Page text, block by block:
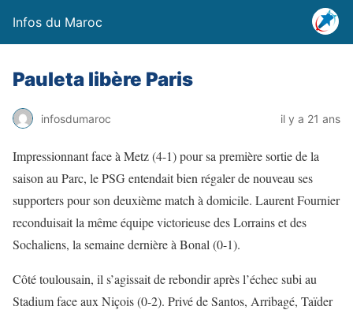
Infos du Maroc
Pauleta libère Paris
infosdumaroc il y a 21 ans
Impressionnant face à Metz (4-1) pour sa première sortie de la
saison au Parc, le PSG entendait bien régaler de nouveau ses
supporters pour son deuxième match à domicile. Laurent Fournier
reconduisait la même équipe victorieuse des Lorrains et des
Sochaliens, la semaine dernière à Bonal (0-1).
Côté toulousain, il s’agissait de rebondir après l’échec subi au
Stadium face aux Niçois (0-2). Privé de Santos, Arribagé, Taïder